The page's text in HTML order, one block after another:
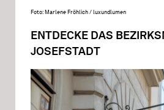
Foto: Marlene Fröhlich / luxundlumen
ENTDECKE DAS
JOSEFSTADT